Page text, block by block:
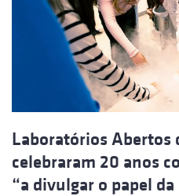
Laboratórios Abertos
celebraram 20 anos
“a divulgar o papel